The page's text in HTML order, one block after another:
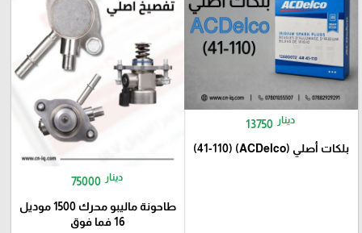
13750 دينار
بلكات أصلي (ACDelco) (41-110)
75000 دينار
طاحونة ماليبو محرك 1500 موديل
16 فما فوق